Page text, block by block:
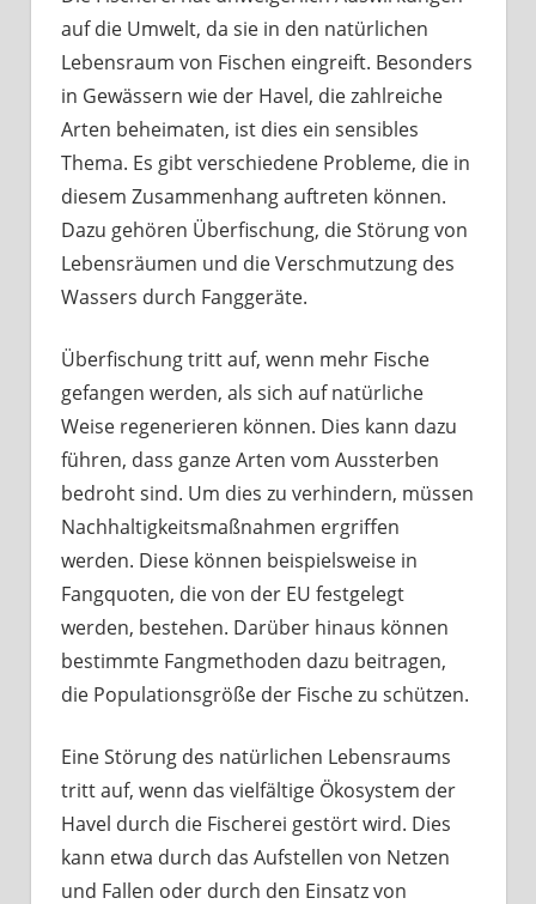
auf die Umwelt, da sie in den natürlichen
Lebensraum von Fischen eingreift. Besonders
in Gewässern wie der Havel, die zahlreiche
Arten beheimaten, ist dies ein sensibles
Thema. Es gibt verschiedene Probleme, die in
diesem Zusammenhang auftreten können.
Dazu gehören Überfischung, die Störung von
Lebensräumen und die Verschmutzung des
Wassers durch Fanggeräte.
Überfischung tritt auf, wenn mehr Fische
gefangen werden, als sich auf natürliche
Weise regenerieren können. Dies kann dazu
führen, dass ganze Arten vom Aussterben
bedroht sind. Um dies zu verhindern, müssen
Nachhaltigkeitsmaßnahmen ergriffen
werden. Diese können beispielsweise in
Fangquoten, die von der EU festgelegt
werden, bestehen. Darüber hinaus können
bestimmte Fangmethoden dazu beitragen,
die Populationsgröße der Fische zu schützen.
Eine Störung des natürlichen Lebensraums
tritt auf, wenn das vielfältige Ökosystem der
Havel durch die Fischerei gestört wird. Dies
kann etwa durch das Aufstellen von Netzen
und Fallen oder durch den Einsatz von